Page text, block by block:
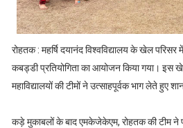
रोहतक : महर्षि दयानंद विश्वविद्यालय के खेल परिसर
कबड्डी प्रतियोगिता का आयोजन किया गया। इस खेल
महाविद्यालयों की टीमों ने उत्साहपूर्वक भाग लेते हुए
कड़े मुकाबलों के बाद एमकेजेकेएम, रोहतक की टीम ने